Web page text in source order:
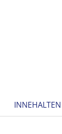
INNEHALTEN